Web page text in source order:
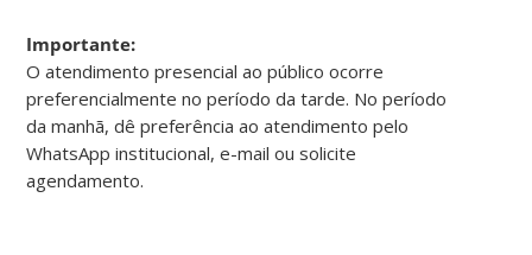
Importante:
O atendimento presencial ao público ocorre
preferencialmente no período da tarde. No período
da manhã, dê preferência ao atendimento pelo
WhatsApp institucional, e-mail ou solicite
agendamento.